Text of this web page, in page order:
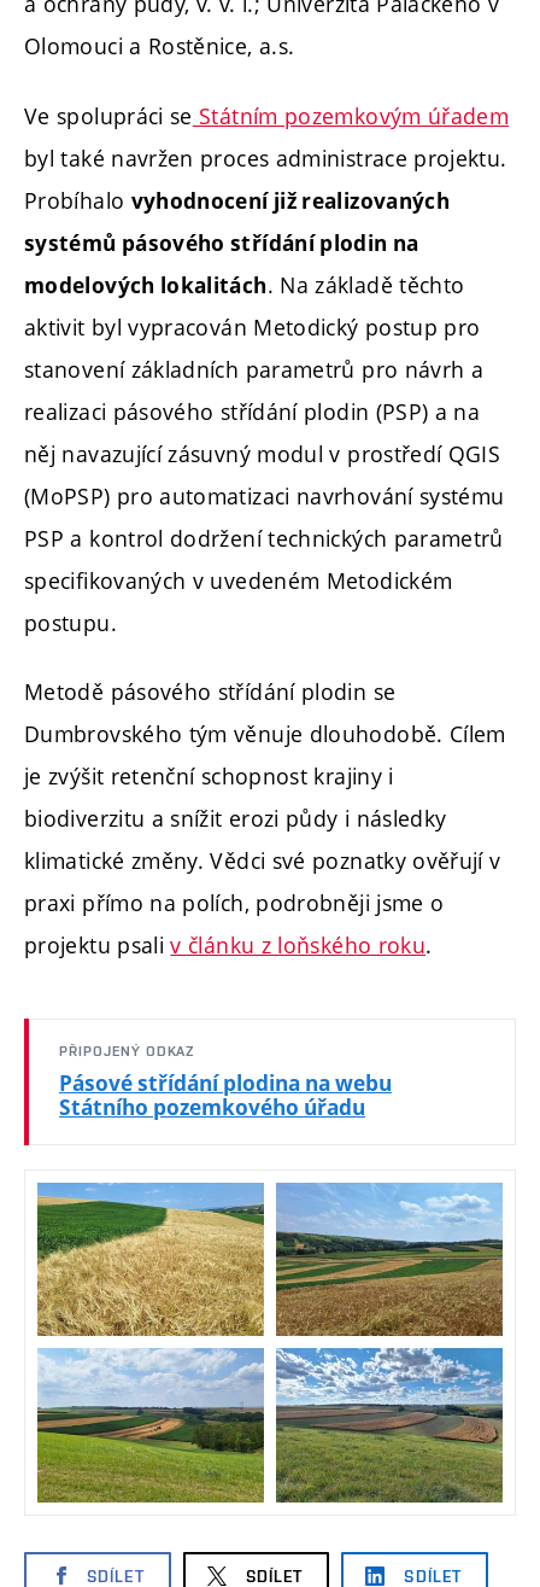
Olomouci a Rostěnice, a.s.
Ve spolupráci se Státním pozemkovým úřadem
byl také navržen proces administrace projektu.
Probíhalo vyhodnocení již realizovaných
systémů pásového střídání plodin na
modelových lokalitách. Na základě těchto
aktivit byl vypracován Metodický postup pro
stanovení základních parametrů pro návrh a
realizaci pásového střídání plodin (PSP) a na
něj navazující zásuvný modul v prostředí QGIS
(MoPSP) pro automatizaci navrhování systému
PSP a kontrol dodržení technických parametrů
specifikovaných v uvedeném Metodickém
postupu.
Metodě pásového střídání plodin se
Dumbrovského tým věnuje dlouhodobě. Cílem
je zvýšit retenční schopnost krajiny i
biodiverzitu a snížit erozi půdy i následky
klimatické změny. Vědci své poznatky ověřují v
praxi přímo na polích, podrobněji jsme o
projektu psaliv článku z loňského roku.
PŘIPOJENÝ ODKAZ
Pásové střídání plodina na webu
Státního pozemkového úřadu
SDÍLET SDÍLET SDÍLET